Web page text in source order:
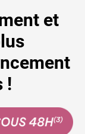
et
!